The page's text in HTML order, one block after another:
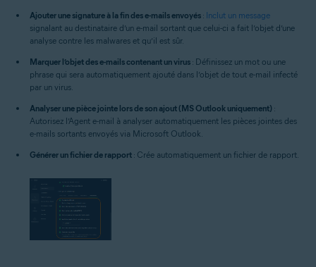
Ajouter une signature à la fin des e-mails envoyés : Inclut un message
signalant au destinataire d’un e-mail sortant que celui-ci a fait l’objet d’une
analyse contre les malwares et qu’il est sûr.
Marquer l’objet des e-mails contenant un virus : Définissez un mot ou une
phrase qui sera automatiquement ajouté dans l’objet de tout e-mail infecté
par un virus.
Analyser une pièce jointe lors de son ajout (MS Outlook uniquement) :
Autorisez l’Agent e-mail à analyser automatiquement les pièces jointes des
e-mails sortants envoyés via Microsoft Outlook.
Générer un fichier de rapport : Crée automatiquement un fichier de rapport.